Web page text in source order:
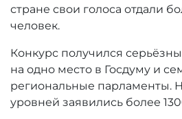
стране свои голоса отдали
человек.
Конкурс получился
на одно место в Госдуму и
региональные парламенты.
уровней заявились более